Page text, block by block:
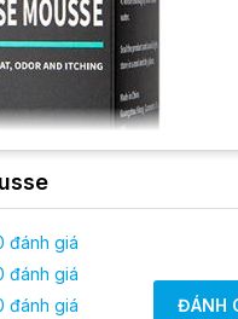
đánh giá
đánh giá
đánh giá
ĐÁNH